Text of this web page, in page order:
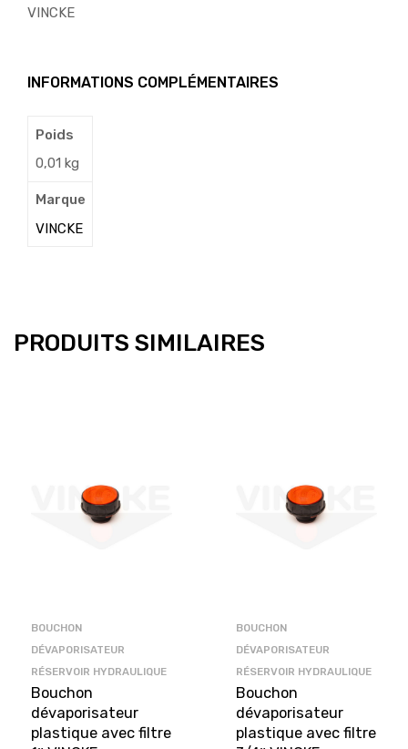
VINCKE
INFORMATIONS COMPLÉMENTAIRES
Poids
0,01 kg
Marque
VINCKE
PRODUITS SIMILAIRES
BOUCHON
DÉVAPORISATEUR
RÉSERVOIR HYDRAULIQUE
Bouchon
dévaporisateur
plastique avec filtre
BOUCHON
DÉVAPORISATEUR
RÉSERVOIR HYDRAULIQUE
Bouchon
dévaporisateur
plastique avec filtre